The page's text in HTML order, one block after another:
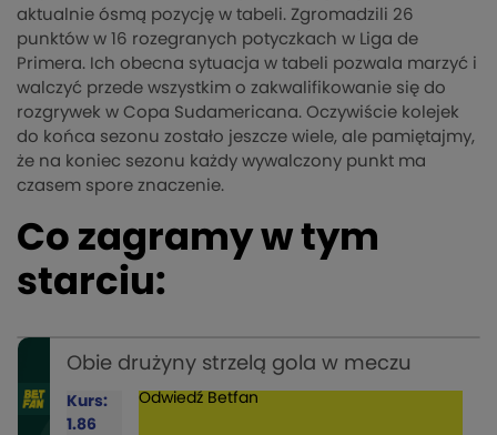
aktualnie ósmą pozycję w tabeli. Zgromadzili 26
punktów w 16 rozegranych potyczkach w Liga de
Primera. Ich obecna sytuacja w tabeli pozwala marzyć i
walczyć przede wszystkim o zakwalifikowanie się do
rozgrywek w Copa Sudamericana. Oczywiście kolejek
do końca sezonu zostało jeszcze wiele, ale pamiętajmy,
że na koniec sezonu każdy wywalczony punkt ma
czasem spore znaczenie.
Co zagramy w tym
starciu:
Obie drużyny strzelą gola w meczu
Kurs:
1.86
Odwiedź Betfan